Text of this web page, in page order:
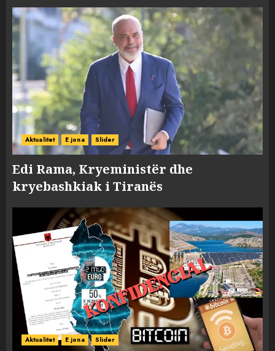
Aktualitet E jona Slider
Edi Rama, Kryeministër dhe
kryebashkiak i Tiranës
Aktualitet E jona Slider